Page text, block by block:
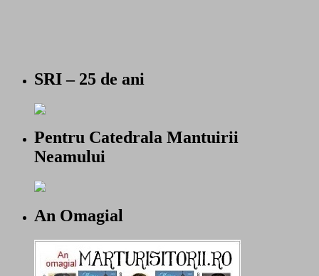
SRI – 25 de ani
Pentru Catedrala Mantuirii
Neamului
An Omagial